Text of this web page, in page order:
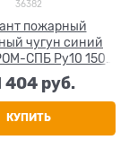
36382
пожарный
чугун синий
СПБ Ру10 1500
мм
404 руб.
КУПИТЬ